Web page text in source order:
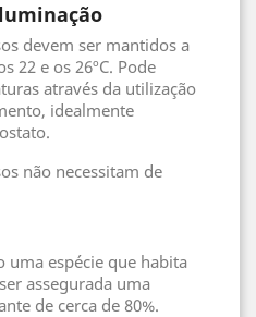
devem ser mantidos a
22 e os 26ºC. Pode
através da utilização
idealmente
não necessitam de
uma espécie que habita
assegurada uma
de cerca de 80%.